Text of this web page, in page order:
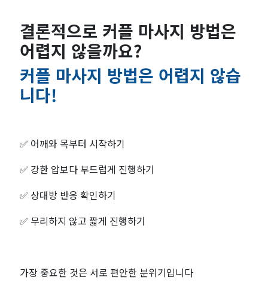
결론적으로 커플 마사지 방법은
어렵지 않을까요?
커플 마사지 방법은 어렵지 않습
니다!
✅ 어깨와 목부터 시작하기
✅ 강한 압보다 부드럽게 진행하기
✅ 상대방 반응 확인하기
✅ 무리하지 않고 짧게 진행하기
가장 중요한 것은 서로 편안한 분위기입니다